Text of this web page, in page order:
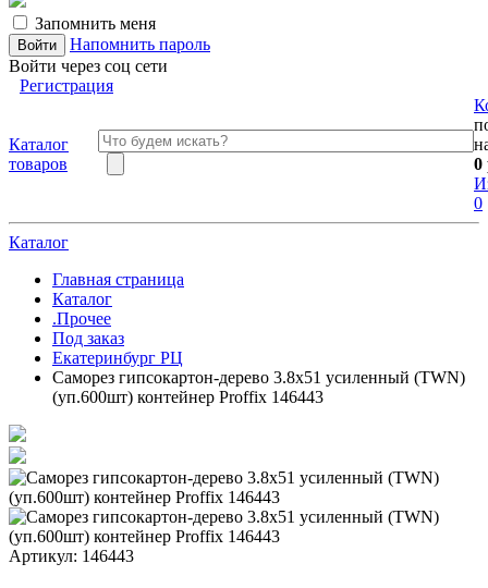
Запомнить меня
Напомнить пароль
Войти через соц сети
Регистрация
Каталог
товаров
0
0
Каталог
Главная страница
Каталог
.Прочее
Под заказ
Екатеринбург РЦ
Саморез гипсокартон-дерево 3.8х51 усиленный (TWN)
(уп.600шт) контейнер Proffix 146443
Артикул: 146443